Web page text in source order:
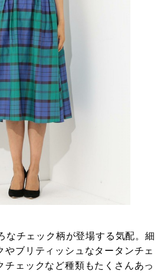
なチェック柄が登場する気配。細
やブリティッシュなタータンチェ
チェックなど種類もたくさんあっ